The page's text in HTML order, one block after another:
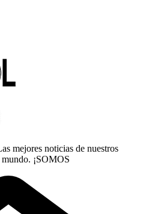
mejores noticias de nuestros
¡SOMOS